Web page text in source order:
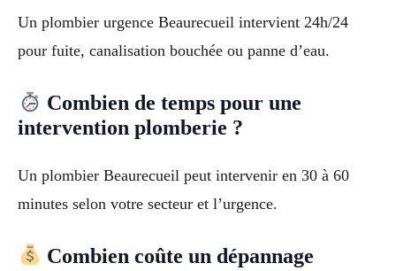
Un plombier urgence Beaurecueil intervient 24h/24
pour fuite, canalisation bouchée ou panne d’eau.
Combien de temps pour une
intervention plomberie ?
Un plombier Beaurecueil peut intervenir en 30 à 60
minutes selon votre secteur et l’urgence.
Combien coûte un dépannage